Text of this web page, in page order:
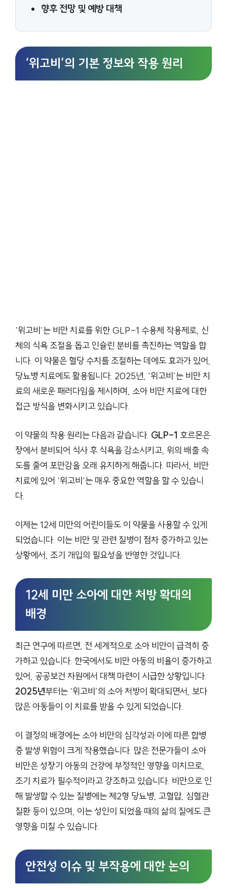
향후 전망 및 예방 대책
‘위고비’의 기본 정보와 작용 원리
‘위고비’는 비만 치료를 위한 GLP-1 수용체 작용제로, 신
체의 식욕 조절을 돕고 인슐린 분비를 촉진하는 역할을 합
니다. 이 약물은 혈당 수치를 조절하는 데에도 효과가 있어,
당뇨병 치료에도 활용됩니다. 2025년, ‘위고비’는 비만 치
료의 새로운 패러다임을 제시하며, 소아 비만 치료에 대한
접근 방식을 변화시키고 있습니다.
이 약물의 작용 원리는 다음과 같습니다. GLP-1 호르몬은
장에서 분비되어 식사 후 식욕을 감소시키고, 위의 배출 속
도를 줄여 포만감을 오래 유지하게 해줍니다. 따라서, 비만
치료에 있어 ‘위고비’는 매우 중요한 역할을 할 수 있습니
다.
이제는 12세 미만의 어린이들도 이 약물을 사용할 수 있게
되었습니다. 이는 비만 및 관련 질병이 점차 증가하고 있는
상황에서, 조기 개입의 필요성을 반영한 것입니다.
12세 미만 소아에 대한 처방 확대의
배경
최근 연구에 따르면, 전 세계적으로 소아 비만이 급격히 증
가하고 있습니다. 한국에서도 비만 아동의 비율이 증가하고
있어, 공공보건 차원에서 대책 마련이 시급한 상황입니다.
2025년부터는 ‘위고비’의 소아 처방이 확대되면서, 보다
많은 아동들이 이 치료를 받을 수 있게 되었습니다.
이 결정의 배경에는 소아 비만의 심각성과 이에 따른 합병
증 발생 위험이 크게 작용했습니다. 많은 전문가들이 소아
비만은 성장기 아동의 건강에 부정적인 영향을 미치므로,
조기 치료가 필수적이라고 강조하고 있습니다. 비만으로 인
해 발생할 수 있는 질병에는 제2형 당뇨병, 고혈압, 심혈관
질환 등이 있으며, 이는 성인이 되었을 때의 삶의 질에도 큰
영향을 미칠 수 있습니다.
안전성 이슈 및 부작용에 대한 논의